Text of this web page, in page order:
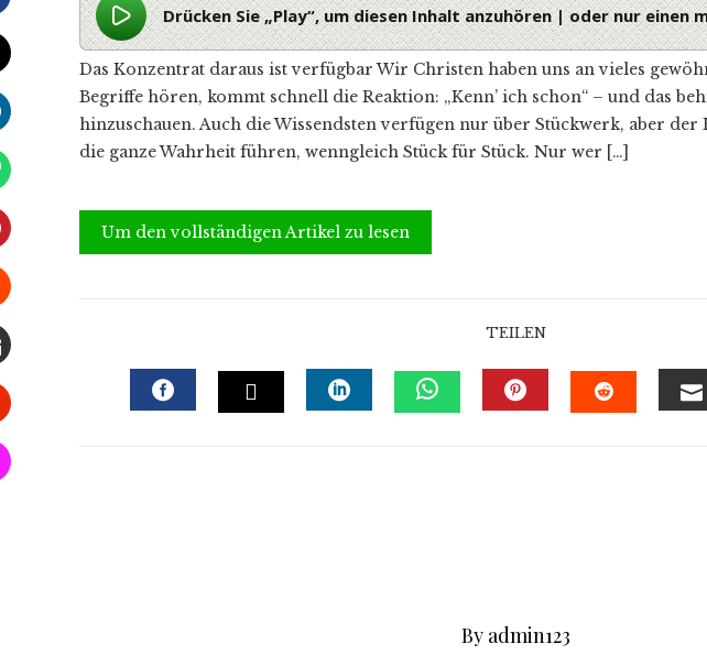
Drücken Sie „Play“, um diesen Inhalt anzuhören | oder nur einen
Das Konzentrat daraus ist verfügbar Wir Christen haben uns an vieles
Begriffe hören, kommt schnell die Reaktion: „Kenn’ ich schon“ – und das
hinzuschauen. Auch die Wissend­sten verfügen nur über Stückwerk, aber
die ganze Wahrheit führen, wenngleich Stück für Stück. Nur wer […]
Um den vollständigen Artikel zu lesen
TEILEN
By admin123